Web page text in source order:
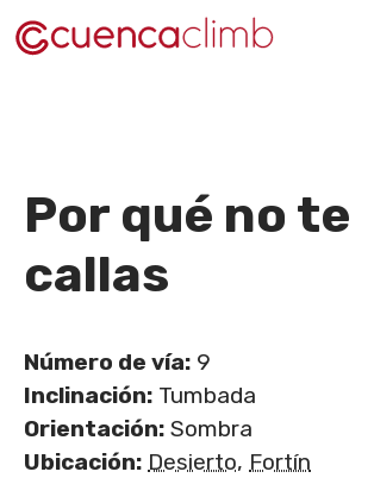
Saltar
al
Por qué no te
callas
Número de vía: 9
Inclinación: Tumbada
Orientación: Sombra
Ubicación: Desierto, Fortín